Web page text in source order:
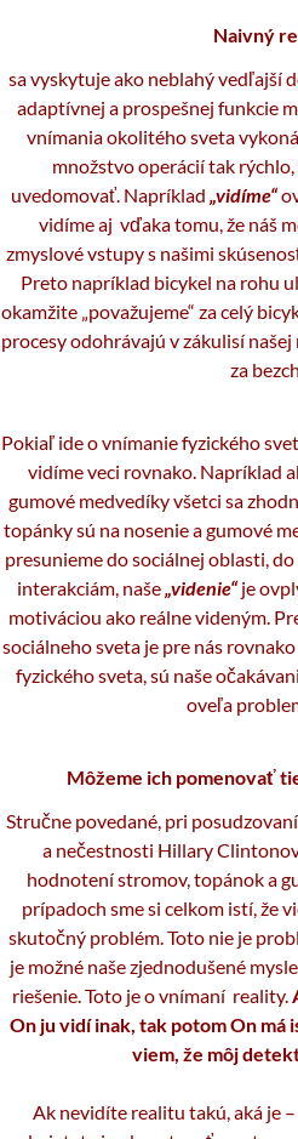
Naivný
sa vyskytuje ako neblahý vedľajší
adaptívnej a prospešnej funkcie
vnímania okolitého sveta
množstvo operácií tak rýchlo,
uvedomovať. Napríklad „vidíme“
vidíme aj vďaka tomu, že náš
zmyslové vstupy s našimi
Preto napríklad bicykel na rohu
okamžite „považujeme“ za celý
procesy odohrávajú v zákulisí
za
Pokiaľ ide o vnímanie fyzického
vidíme veci rovnako. Napríklad
gumové medvedíky všetci sa
topánky sú na nosenie a gumové
presunieme do sociálnej oblasti,
interakciám, naše„videnie“je
motiváciou ako reálne videným.
sociálneho sveta je pre nás
fyzického sveta, sú naše
oveľa
Môžeme ich pomenovať
Stručne povedané, pri
a nečestnosti Hillary
hodnotení stromov, topánok a
prípadoch sme si celkom istí, že
skutočný problém. Toto nie je
je možné naše zjednodušené
riešenie. Toto je o vnímaní reality.
On ju vidí inak, tak potom On
viem, že môj
Ak nevidíte realitu takú, aká je